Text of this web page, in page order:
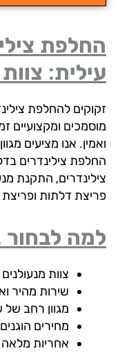
צוות
להחלפת צילינדר
אנו מציעים מגוון
צילינדרים בדלתות
התקנת
דלתות ופריצת
לבחור
צוות מנעולנים
שירות מהיר ואדיב
מגוון רחב של
מחירים הוגנים
אחריות מלאה על